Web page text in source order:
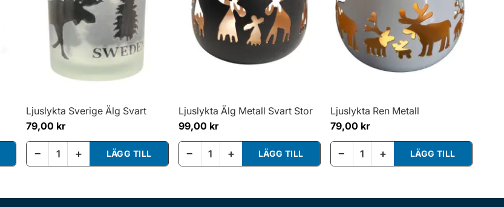
Ljuslykta Sverige Älg Svart
79,00 kr
− + LÄGG TILL
Ljuslykta Älg Metall Svart Stor
99,00 kr
− + LÄGG TILL
Ljuslykta Ren Metall
79,00 kr
− + LÄGG TILL